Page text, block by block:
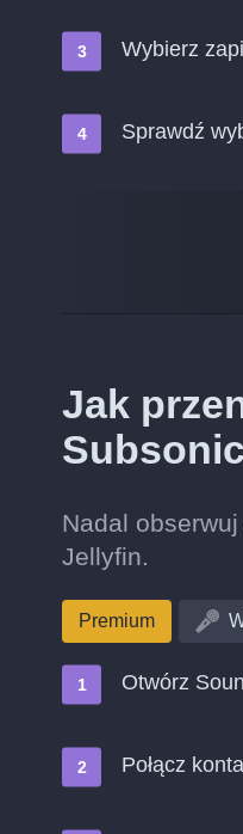
Wybierz
Sprawdź
Jak
Nadal
Jellyfin.
Premium
Otwórz
Połącz